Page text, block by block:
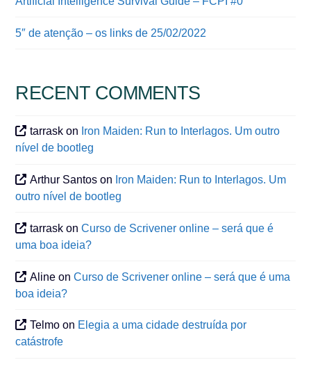
5″ de atenção – os links de 25/02/2022
RECENT COMMENTS
tarrask on Iron Maiden: Run to Interlagos. Um outro
nível de bootleg
Arthur Santos on Iron Maiden: Run to Interlagos. Um
outro nível de bootleg
tarrask onCurso de Scrivener online – será que é
uma boa ideia?
Aline onCurso de Scrivener online – será que é uma
boa ideia?
Telmo on Elegia a uma cidade destruída por
catástrofe